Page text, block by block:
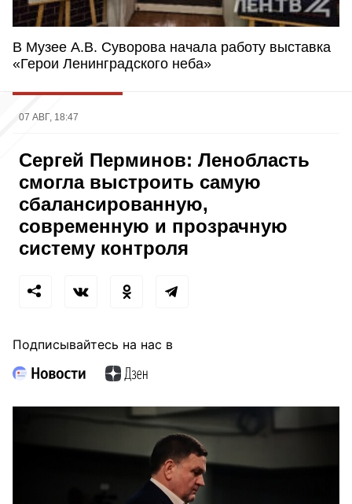
В Музее А.В. Суворова начала работу выставка
«Герои Ленинградского неба»
07 АВГ, 18:47
Сергей Перминов: Ленобласть
смогла выстроить самую
сбалансированную,
современную и прозрачную
систему контроля
Подписывайтесь на нас в